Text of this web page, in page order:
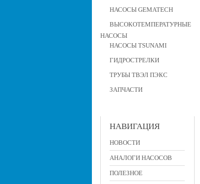
НАСОСЫ GEMATECH
ВЫСОКОТЕМПЕРАТУРНЫЕ
НАСОСЫ
НАСОСЫ TSUNAMI
ГИДРОСТРЕЛКИ
ТРУБЫ ТВЭЛ ПЭКС
ЗАПЧАСТИ
НАВИГАЦИЯ
НОВОСТИ
АНАЛОГИ НАСОСОВ
ПОЛЕЗНОЕ